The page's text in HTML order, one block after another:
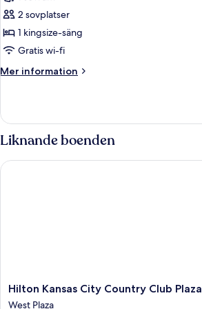
Svit
-
1
säng
2 sovplatser
1 kingsize-säng
Gratis wi-fi
Mer information
Mer
-
kingsize-
Liknande boenden
Hilton
Kansas
Hilton Kansas City Country Club Plaza
West Plaza
Hilton Kansas City Country Club Plaza